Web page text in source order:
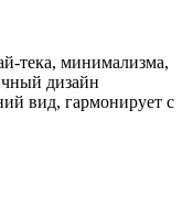
тека, минимализма,
дизайн
вид, гармонирует с